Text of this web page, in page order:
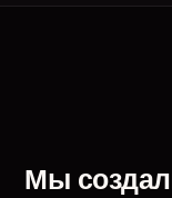
Мы